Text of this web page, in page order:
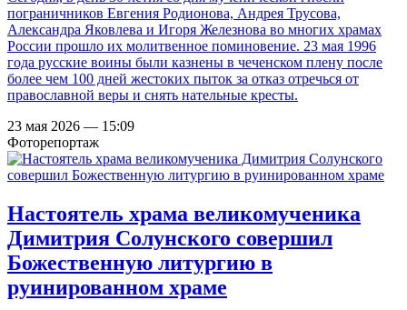
пограничников Евгения Родионова, Андрея Трусова,
Александра Яковлева и Игоря Железнова во многих храмах
России прошло их молитвенное поминовение. 23 мая 1996
года русские воины были казнены в чеченском плену после
более чем 100 дней жестоких пыток за отказ отречься от
православной веры и снять нательные кресты.
23 мая 2026 — 15:09
Фоторепортаж
Настоятель храма великомученика
Димитрия Солунского совершил
Божественную литургию в
руинированном храме